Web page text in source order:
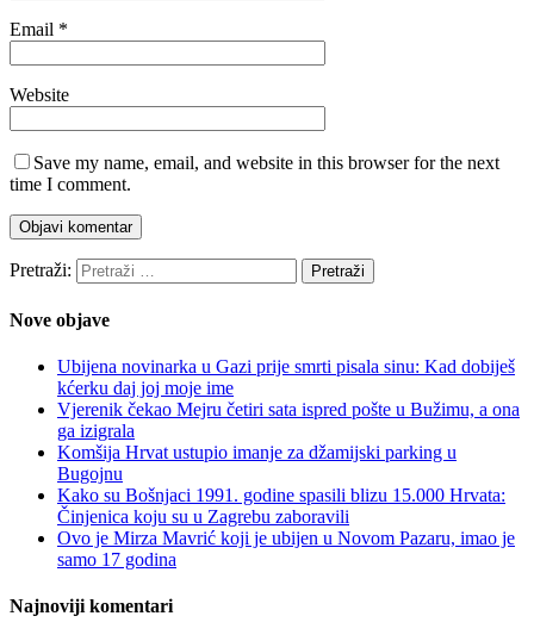
Email *
Website
Save my name, email, and website in this browser for the next
time I comment.
Pretraži:
Nove objave
Ubijena novinarka u Gazi prije smrti pisala sinu: Kad dobiješ
kćerku daj joj moje ime
Vjerenik čekao Mejru četiri sata ispred pošte u Bužimu, a ona
ga izigrala
Komšija Hrvat ustupio imanje za džamijski parking u
Bugojnu
Kako su Bošnjaci 1991. godine spasili blizu 15.000 Hrvata:
Činjenica koju su u Zagrebu zaboravili
Ovo je Mirza Mavrić koji je ubijen u Novom Pazaru, imao je
samo 17 godina
Najnoviji komentari